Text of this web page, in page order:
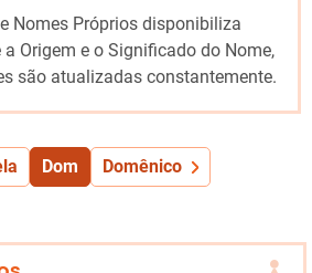
Nomes Próprios disponibiliza
Origem e o Significado do Nome,
são atualizadas constantemente.
Dom Domênico